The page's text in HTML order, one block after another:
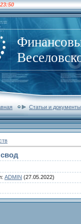
23:50
Статьи и документы
: ADMIN (27.05.2022)